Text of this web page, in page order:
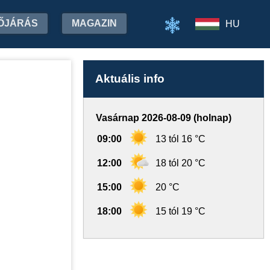
MAGAZIN HU
Aktuális info
Vasárnap 2026-08-09 (holnap)
09:00 13 tól 16 °C
12:00 18 tól 20 °C
15:00 20 °C
18:00 15 tól 19 °C